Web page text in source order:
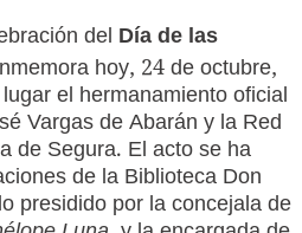
del Día de las
hoy, 24 de octubre,
el hermanamiento oficial
Vargas de Abarán y la Red
de Segura. El acto se ha
de la Biblioteca Don
presidido por la concejala de